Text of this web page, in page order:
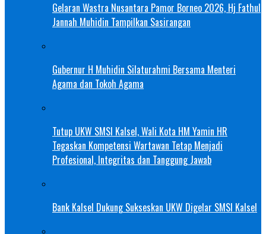
Gelaran Wastra Nusantara Pamor Borneo 2026, Hj Fathul
Jannah Muhidin Tampilkan Sasirangan
Gubernur H Muhidin Silaturahmi Bersama Menteri
Agama dan Tokoh Agama
Tutup UKW SMSI Kalsel, Wali Kota HM Yamin HR
Tegaskan Kompetensi Wartawan Tetap Menjadi
Profesional, Integritas dan Tanggung Jawab
Bank Kalsel Dukung Sukseskan UKW Digelar SMSI Kalsel